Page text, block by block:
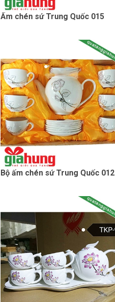
Ấm chén sứ Trung Quốc 015
Bộ ấm chén sứ Trung Quốc 012